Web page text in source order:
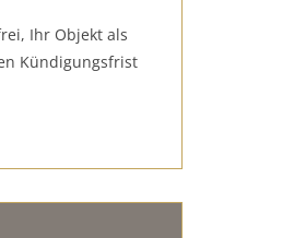
Ihr Objekt als
Kündigungsfrist